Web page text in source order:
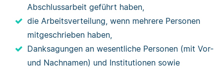
Abschlussarbeit geführt haben,
die Arbeitsverteilung, wenn mehrere Personen
mitgeschrieben haben,
Danksagungen an wesentliche Personen (mit Vor-
und Nachnamen) und Institutionen sowie